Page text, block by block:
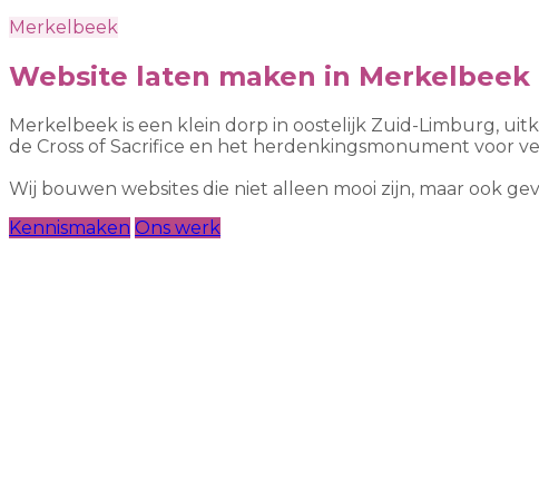
Merkelbeek
Website laten maken in Merkelbeek
Merkelbeek is een klein dorp in oostelijk Zuid-Limburg,
de Cross of Sacrifice en het herdenkingsmonument voor
Wij bouwen websites die niet alleen mooi zijn, maar ook
Kennismaken Ons werk